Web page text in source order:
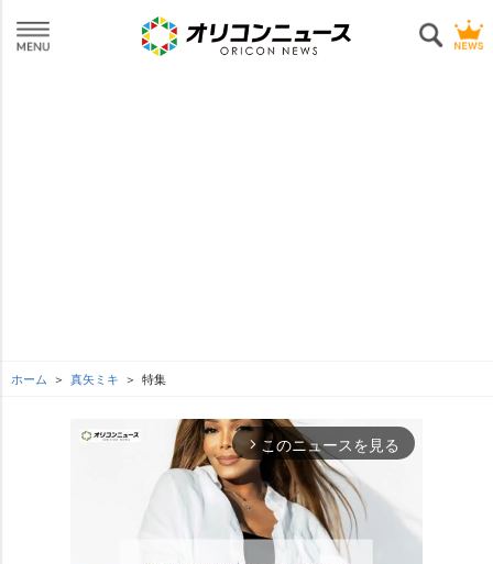
ホーム 真矢ミキ 特集
arrow_forward_ios このニュースを見る